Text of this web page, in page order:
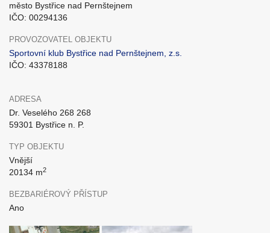
město Bystřice nad Pernštejnem
IČO: 00294136
PROVOZOVATEL OBJEKTU
Sportovní klub Bystřice nad Pernštejnem, z.s.
IČO: 43378188
ADRESA
Dr. Veselého 268 268
59301 Bystřice n. P.
TYP OBJEKTU
Vnější
20134 m2
BEZBARIÉROVÝ PŘÍSTUP
Ano